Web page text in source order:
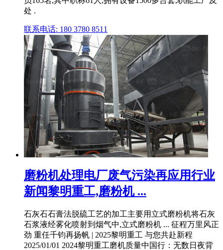
处 .
联系电话: 180 3780 8511
磨粉机处理电厂废气污染再应用行业
新闻黎明重工,磨粉机 ...
石灰石石膏法脱硫工艺的加工主要用立式磨粉机将石灰
石浆液经雾化喷射到烟气中,立式磨粉机 ... 征程万里风正
劲 重任千钧再扬帆 | 2025黎明重工 与您共赴新程
2025/01/01 2024黎明重工磨机质量中国行：无数日夜背